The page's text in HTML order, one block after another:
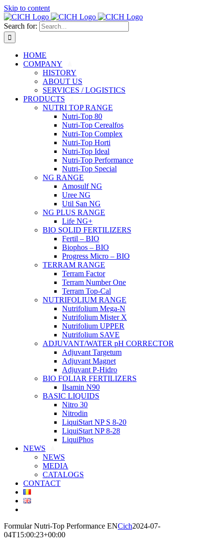
Skip to content
Search for:
HOME
COMPANY
HISTORY
ABOUT US
SERVICES / LOGISTICS
PRODUCTS
NUTRI TOP RANGE
Nutri-Top 80
Nutri-Top Cerealfos
Nutri-Top Complex
Nutri-Top Horti
Nutri-Top Ideal
Nutri-Top Performance
Nutri-Top Special
NG RANGE
Amosulf NG
Uree NG
Util San NG
NG PLUS RANGE
Life NG+
BIO SOLID FERTILIZERS
Fertil – BIO
Biophos – BIO
Progress Micro – BIO
TERRAM RANGE
Terram Factor
Terram Number One
Terram Top-Cal
NUTRIFOLIUM RANGE
Nutrifolium Mega-N
Nutrifolium Mister X
Nutrifolium UPPER
Nutrifolium SAVE
ADJUVANT/WATER pH CORRECTOR
Adjuvant Targetum
Adjuvant Magnet
Adjuvant P-Hidro
BIO FOLIAR FERTILIZERS
Ilsamin N90
BASIC LIQUIDS
Nitro 30
Nitrodin
LiquiStart NP S 8-20
LiquiStart NP 8-28
LiquiPhos
NEWS
NEWS
MEDIA
CATALOGS
CONTACT
Formular Nutri-Top Performance ENCich2024-07-
04T15:00:23+00:00